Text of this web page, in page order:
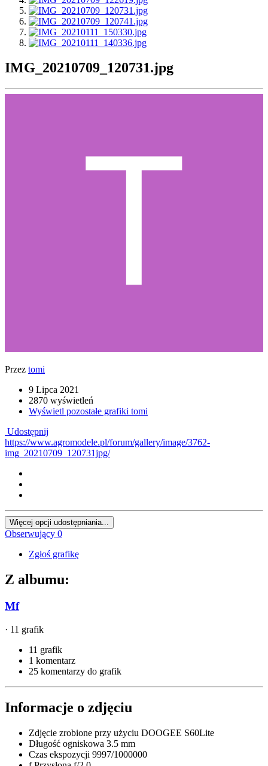
IMG_20210709_120731.jpg
Przez tomi
9 Lipca 2021
2870 wyświetleń
Wyświetl pozostałe grafiki tomi
Udostępnij
https://www.agromodele.pl/forum/gallery/image/3762-
img_20210709_120731jpg/
Więcej opcji udostępniania...
Obserwujący 0
Zgłoś grafikę
Z albumu:
Mf
· 11 grafik
11 grafik
1 komentarz
25 komentarzy do grafik
Informacje o zdjęciu
Zdjęcie zrobione przy użyciu DOOGEE S60Lite
Długość ogniskowa 3.5 mm
Czas ekspozycji 9997/1000000